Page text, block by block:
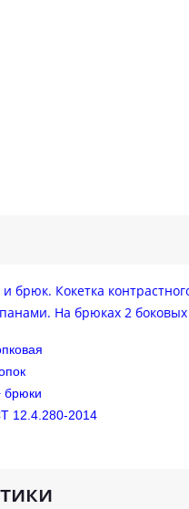
брюк. Кокетка
На брюках 2
брюки
12.4.280-2014